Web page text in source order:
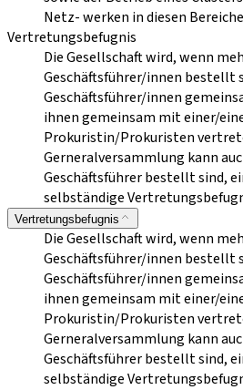
Netz- werken in diesen
Vertretungsbefugnis
Die Gesellschaft wird, wenn
Geschäftsführer/innen bestellt
Geschäftsführer/innen
ihnen gemeinsam mit einer/
Prokuristin/Prokuristen
Gerneralversammlung kann
Geschäftsführer bestellt sind,
selbständige
Vertretungsbefugnis
Die Gesellschaft wird, wenn
Geschäftsführer/innen bestellt
Geschäftsführer/innen
ihnen gemeinsam mit einer/
Prokuristin/Prokuristen
Gerneralversammlung kann
Geschäftsführer bestellt sind,
selbständige